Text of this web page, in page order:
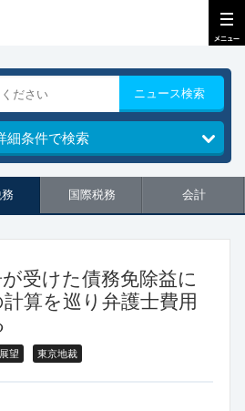
ニュース検索
細条件で検索
国際税務 会計
受けた債務免除益に
算を巡り弁護士費用
展望 東京地裁